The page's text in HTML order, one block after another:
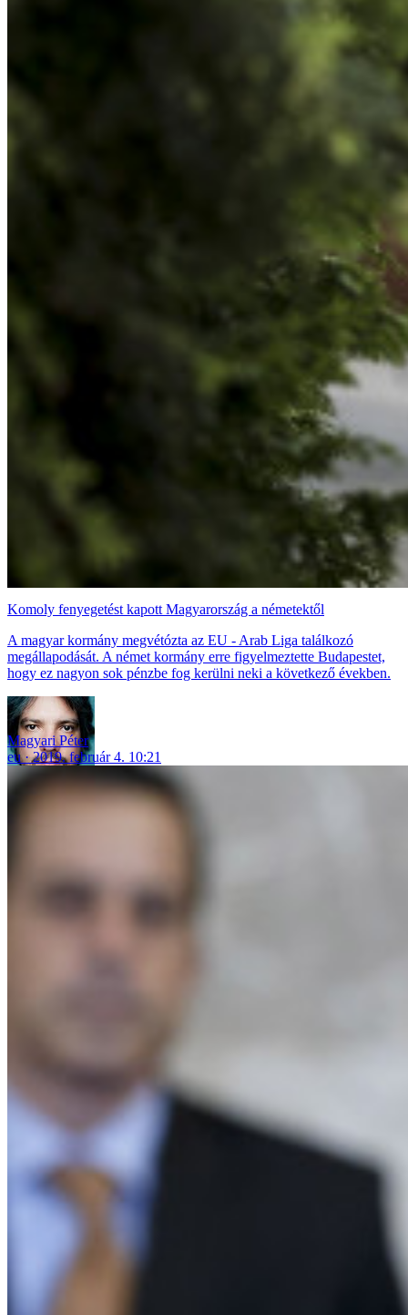
Komoly fenyegetést kapott Magyarország a németektől
A magyar kormány megvétózta az EU - Arab Liga találkozó
megállapodását. A német kormány erre figyelmeztette Budapestet,
hogy ez nagyon sok pénzbe fog kerülni neki a következő években.
Magyari Péter
eu
2019. február 4. 10:21